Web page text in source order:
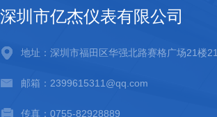
深圳市亿杰仪表有限公司
地址：深圳市福田区华强北路赛格广场21楼
邮箱：2399615311@qq.com
传真：0755-82928889